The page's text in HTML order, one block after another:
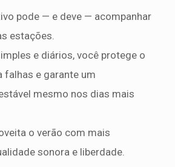
pode — e deve — acompanhar
estações.
e diários, você protege o
falhas e garante um
mesmo nos dias mais
o verão com mais
sonora e liberdade.